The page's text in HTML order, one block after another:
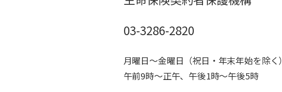
03-3286-2820
月曜日～金曜日（祝日・年末年始を除く）
午前9時～正午、午後1時～午後5時